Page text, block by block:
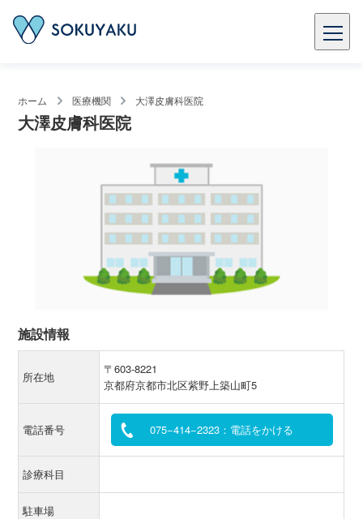
ホーム 医療機関 ​大澤皮膚科医院
​大澤皮膚科医院
施設情報
所在地
〒603-8221
京都府京都市北区紫野上築山町5
電話番号 075−414−2323：電話をかける
診療科目
駐車場